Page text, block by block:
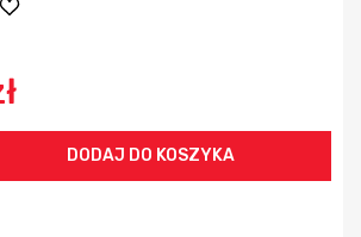
DODAJ DO KOSZYKA